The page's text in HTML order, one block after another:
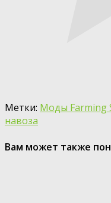
Метки: Моды Farming
навоза
Вам может также